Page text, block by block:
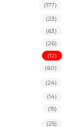
(177)
(23)
(63)
(26)
(12)
(60)
(24)
(14)
(15)
(25)